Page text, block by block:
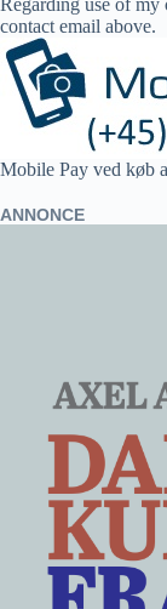
Regarding use of my
contact email above.
Mobile Pay ved køb
ANNONCE